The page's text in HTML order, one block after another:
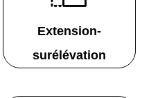
Extension-
surélévation